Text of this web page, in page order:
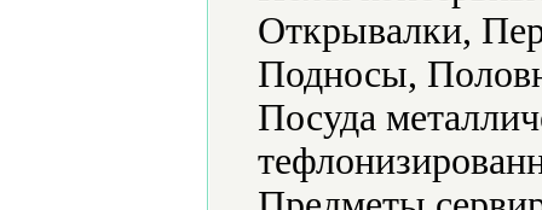
Открывалки,
Подносы,
Посуда